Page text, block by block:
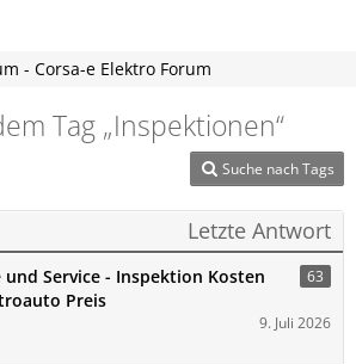
- Corsa-e Elektro Forum
Tag „Inspektionen“
Suche nach Tags
Letzte Antwort
und Service - Inspektion Kosten
Preis
63
9. Juli 2026